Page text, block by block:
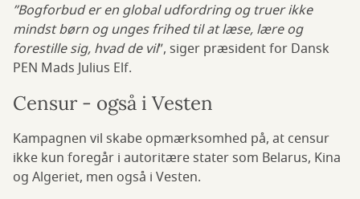
”Bogforbud er en global udfordring og truer ikke
mindst børn og unges frihed til at læse, lære og
forestille sig, hvad de vil”, siger præsident for Dansk
PEN Mads Julius Elf.
Censur - også i Vesten
Kampagnen vil skabe opmærksomhed på, at censur
ikke kun foregår i autoritære stater som Belarus, Kina
og Algeriet, men også i Vesten.